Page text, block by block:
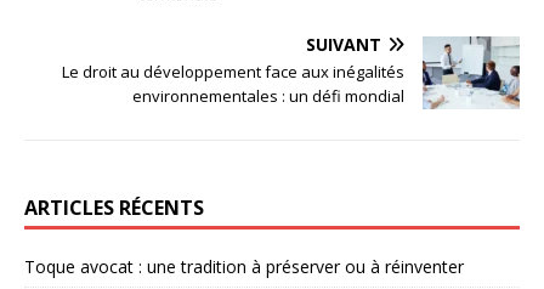
SUIVANT
Le droit au développement face aux inégalités
environnementales : un défi mondial
ARTICLES RÉCENTS
Toque avocat : une tradition à préserver ou à réinventer